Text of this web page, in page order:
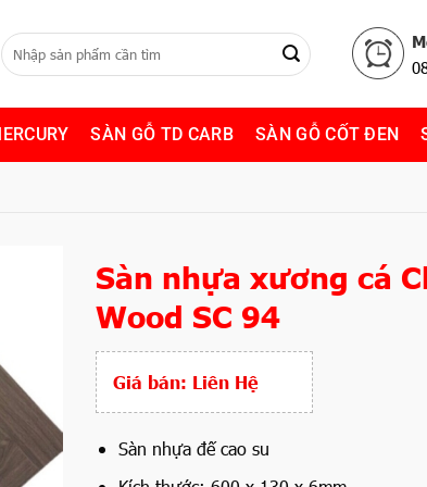
SÀN GỖ TD CARB SÀN GỖ CỐT ĐEN
Sàn nhựa xương cá
Wood SC 94
Giá bán: Liên Hệ
Sàn nhựa đế cao su